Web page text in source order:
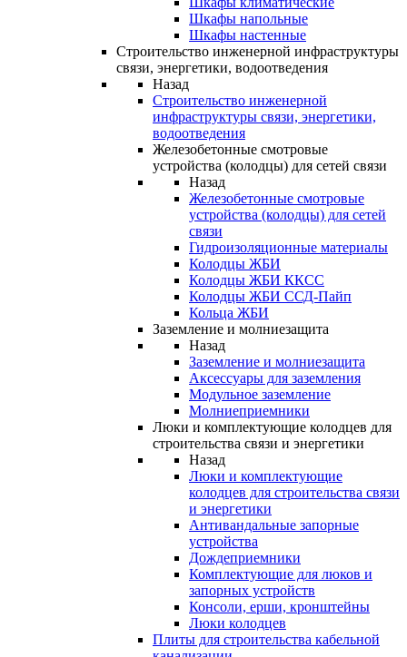
Шкафы напольные
Шкафы настенные
Строительство инженерной инфраструктуры
связи, энергетики, водоотведения
Назад
Строительство инженерной
инфраструктуры связи, энергетики,
водоотведения
Железобетонные смотровые
устройства (колодцы) для сетей связи
Назад
Железобетонные смотровые
устройства (колодцы) для сетей
связи
Гидроизоляционные материалы
Колодцы ЖБИ
Колодцы ЖБИ ККСС
Колодцы ЖБИ ССД-Пайп
Кольца ЖБИ
Заземление и молниезащита
Назад
Заземление и молниезащита
Аксессуары для заземления
Модульное заземление
Молниеприемники
Люки и комплектующие колодцев для
строительства связи и энергетики
Назад
Люки и комплектующие
колодцев для строительства связи
и энергетики
Антивандальные запорные
устройства
Дождеприемники
Комплектующие для люков и
запорных устройств
Консоли, ерши, кронштейны
Люки колодцев
Плиты для строительства кабельной